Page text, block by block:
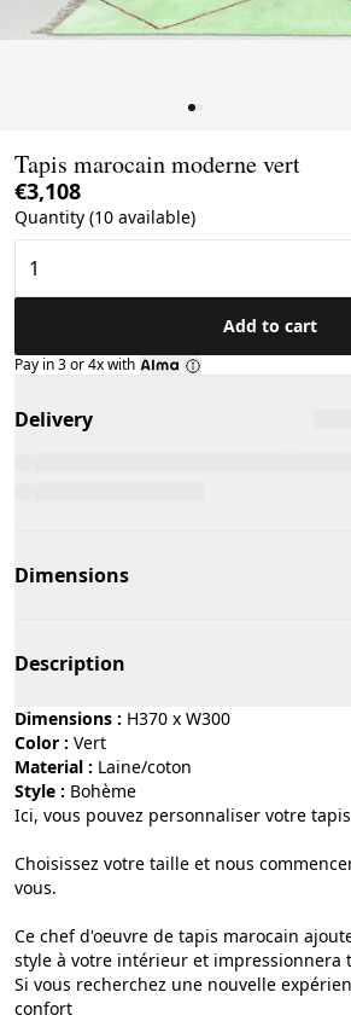
Tapis marocain moderne vert
€3,108
Quantity (10 available)
Add to cart
Pay in 3 or 4x with
Delivery
Dimensions
Description
Dimensions : H370 x W300
Color :
vert
Material :
laine/coton
Style :
bohème
Ici, vous pouvez personnaliser votre
Choisissez votre taille et nous
vous.
Ce chef d'oeuvre de tapis marocain
style à votre intérieur et impressionnera
Si vous recherchez une nouvelle
confort